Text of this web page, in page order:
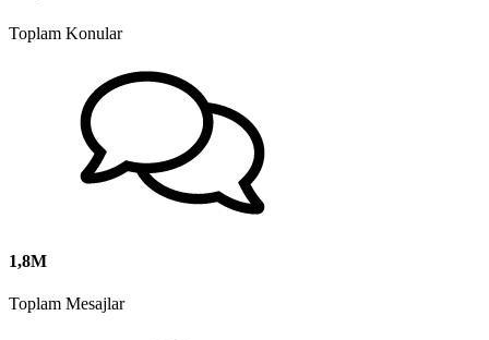
Toplam Konular
1,8M
Toplam Mesajlar